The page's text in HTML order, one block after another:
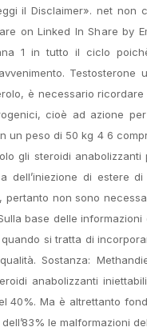
il Disclaimer». net non
on Linked In Share by
1 in tutto il ciclo
è necessario
cioè ad azione
un peso di 50 kg 4 6
gli steroidi
dell’iniezione di estere
pertanto non sono
base delle
si tratta di
Sostanza:
anabolizzanti
40%. Ma è altrettanto
le malformazioni